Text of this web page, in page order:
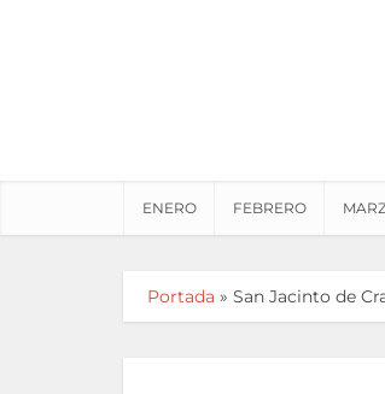
ENERO FEBRERO
Portada » San Jacinto de